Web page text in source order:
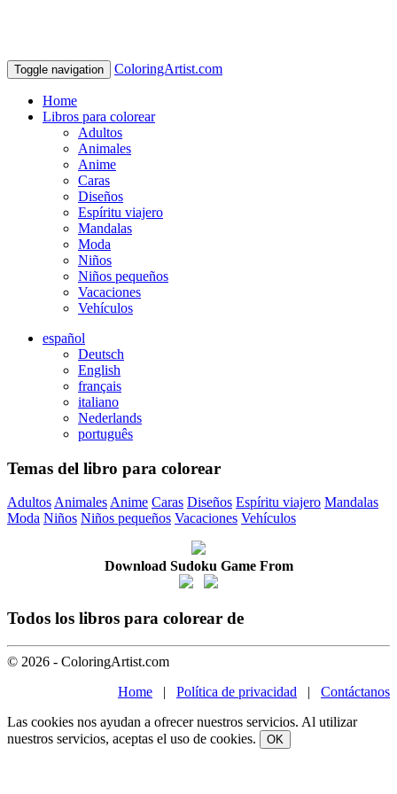
Toggle navigation ColoringArtist.com
Home
Libros para colorear
Adultos
Animales
Anime
Caras
Diseños
Espíritu viajero
Mandalas
Moda
Niños
Niños pequeños
Vacaciones
Vehículos
español
Deutsch
English
français
italiano
Nederlands
português
Temas del libro para colorear
AdultosAnimalesAnime Caras Diseños Espíritu viajero Mandalas
Moda Niños Niños pequeños Vacaciones Vehículos
Download Sudoku Game From
Todos los libros para colorear de
© 2026 - ColoringArtist.com
Home | Política de privacidad | Contáctanos
Las cookies nos ayudan a ofrecer nuestros servicios. Al utilizar
nuestros servicios, aceptas el uso de cookies.
OK